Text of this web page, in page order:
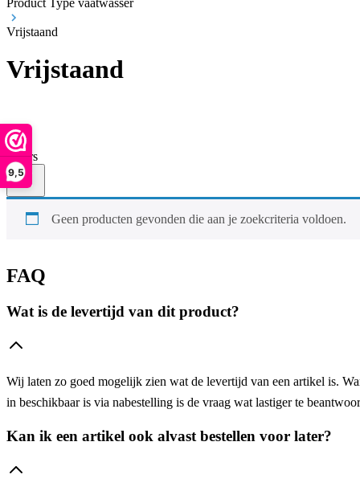
9,5
Product Type vaatwasser
Vrijstaand
Vrijstaand
Filters
Geen producten gevonden die aan je zoekcriteria voldoen.
FAQ
Wat is de levertijd van dit product?
Wij laten zo goed mogelijk zien wat de levertijd van een artikel is.
in beschikbaar is via nabestelling is de vraag wat lastiger te
Kan ik een artikel ook alvast bestellen voor later?